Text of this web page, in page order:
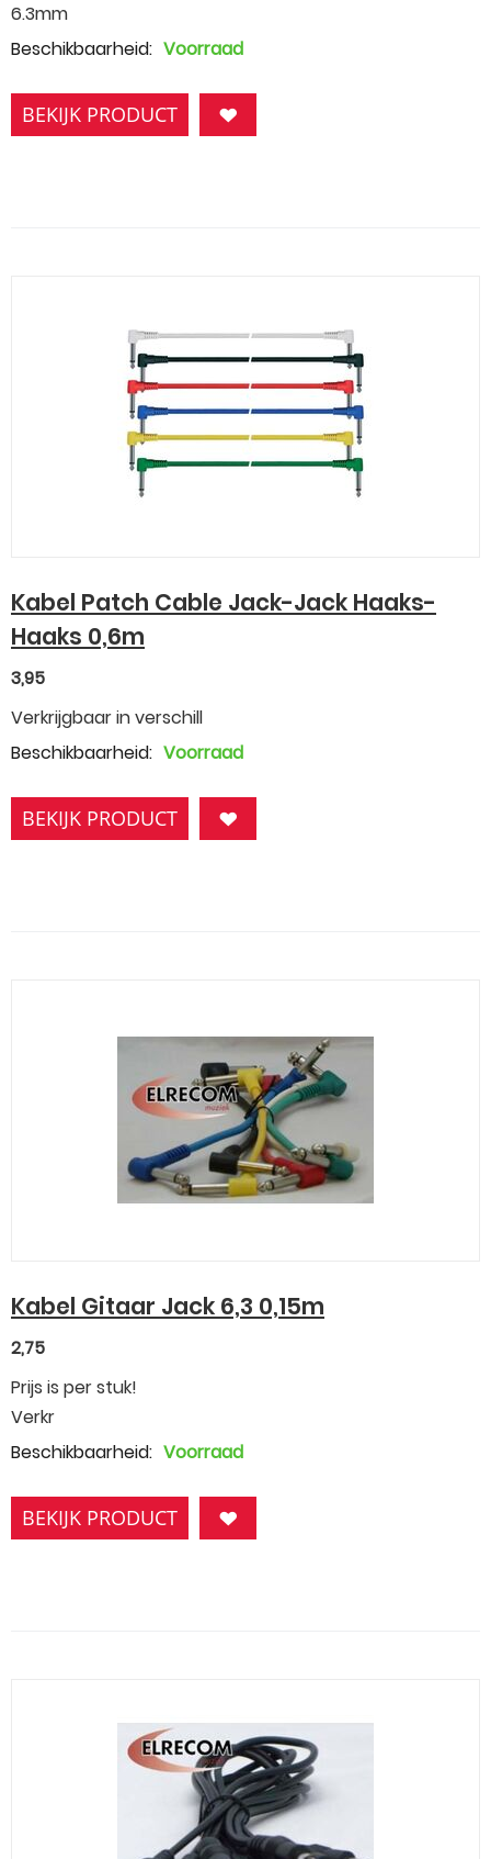
6.3mm
Beschikbaarheid: Voorraad
BEKIJK PRODUCT
Kabel Patch Cable Jack-Jack Haaks-
Haaks 0,6m
3,95
Verkrijgbaar in verschill
Beschikbaarheid: Voorraad
BEKIJK PRODUCT
Kabel Gitaar Jack 6,3 0,15m
2,75
Prijs is per stuk!
Verkr
Beschikbaarheid: Voorraad
BEKIJK PRODUCT